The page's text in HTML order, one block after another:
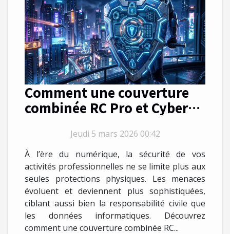
Comment une couverture
combinée RC Pro et Cyber
sécurité numérique ?
Jeudi 5 mars 2026 00:42
À l’ère du numérique, la sécurité de vos
activités professionnelles ne se limite plus aux
seules protections physiques. Les menaces
évoluent et deviennent plus sophistiquées,
ciblant aussi bien la responsabilité civile que
les données informatiques. Découvrez
comment une couverture combinée RC...